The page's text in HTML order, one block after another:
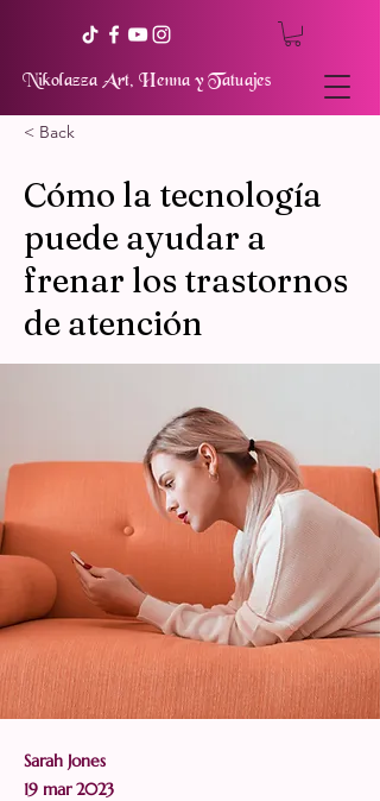
Nikolazza Art, Henna y Tatuajes
< Back
Cómo la tecnología
puede ayudar a
frenar los trastornos
de atención
Sarah Jones
19 mar 2023